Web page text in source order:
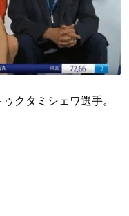
クタミシェワ選手。